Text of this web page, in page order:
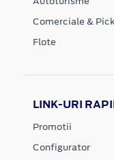
Comerciale &
Flote
LINK-URI
Promotii
Configurator